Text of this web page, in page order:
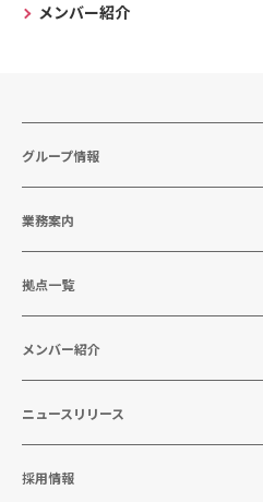
メンバー紹介
グループ情報
業務案内
拠点一覧
メンバー紹介
ニュースリリース
採用情報